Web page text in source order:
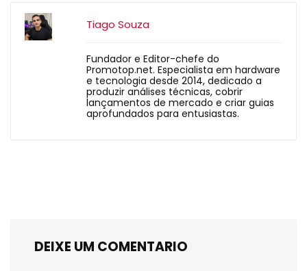
Tiago Souza
Fundador e Editor-chefe do
Promotop.net. Especialista em hardware
e tecnologia desde 2014, dedicado a
produzir análises técnicas, cobrir
lançamentos de mercado e criar guias
aprofundados para entusiastas.
DEIXE UM COMENTARIO